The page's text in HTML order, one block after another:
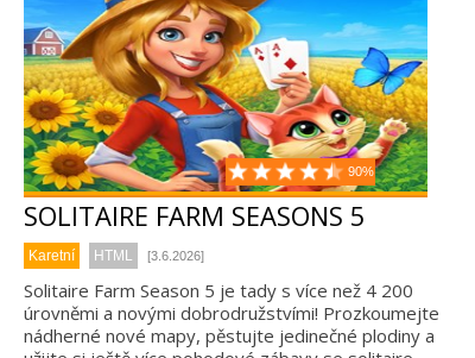
90%
SOLITAIRE FARM SEASONS 5
Karetní HTML [3.6.2026]
Solitaire Farm Season 5 je tady s více než 4 200
úrovněmi a novými dobrodružstvími! Prozkoumejte
nádherné nové mapy, pěstujte jedinečné plodiny a